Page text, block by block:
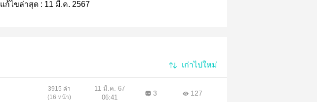
แก้ไขล่าสุด : 11 มี.ค. 2567
เก่าไปใหม่
3915 คำ
(16 หน้า)
11 มี.ค. 67
06:41
3 127